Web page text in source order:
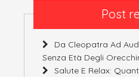
Post
Da Cleopatra Ad
Senza Età Degli
Salute E Relax: